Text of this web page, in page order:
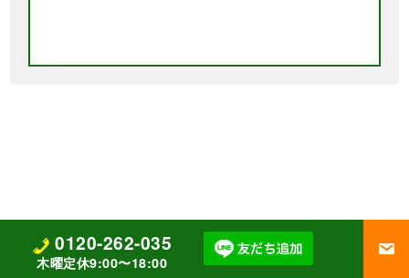
0120-262-035
木曜定休9:00〜18:00